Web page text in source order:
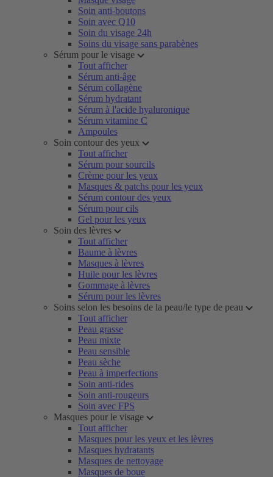
Soin anti-boutons
Soin avec Q10
Soin du visage 24h
Soins du visage sans parabènes
Sérum pour le visage
Tout afficher
Sérum anti-âge
Sérum collagène
Sérum hydratant
Sérum à l'acide hyaluronique
Sérum vitamine C
Ampoules
Soin contour des yeux
Tout afficher
Sérum pour sourcils
Crème pour les yeux
Masques & patchs pour les yeux
Sérum contour des yeux
Sérum pour cils
Gel pour les yeux
Soin des lèvres
Tout afficher
Baume à lèvres
Masques à lèvres
Huile pour les lèvres
Gommage à lèvres
Sérum pour les lèvres
Soins selon les besoins de la peau/le type de peau
Tout afficher
Peau grasse
Peau mixte
Peau sensible
Peau sèche
Peau à imperfections
Soin anti-rides
Soin anti-rougeurs
Soin avec FPS
Masques pour le visage
Tout afficher
Masques pour les yeux et les lèvres
Masques hydratants
Masques de nettoyage
Masques de boue